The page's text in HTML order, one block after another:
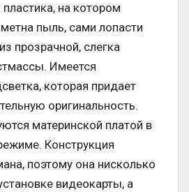
на котором
пыль, сами лопасти
прозрачной, слегка
Имеется
которая придает
оригинальность.
материнской платой в
Конструкция
поэтому она нисколько
видеокарты, а